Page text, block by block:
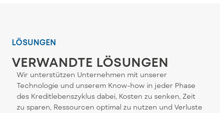
LÖSUNGEN
VERWANDTE LÖSUNGEN
Wir unterstützen Unternehmen mit unserer
Technologie und unserem Know-how in jeder Phase
des Kreditlebenszyklus dabei, Kosten zu senken, Zeit
zu sparen, Ressourcen optimal zu nutzen und Verluste